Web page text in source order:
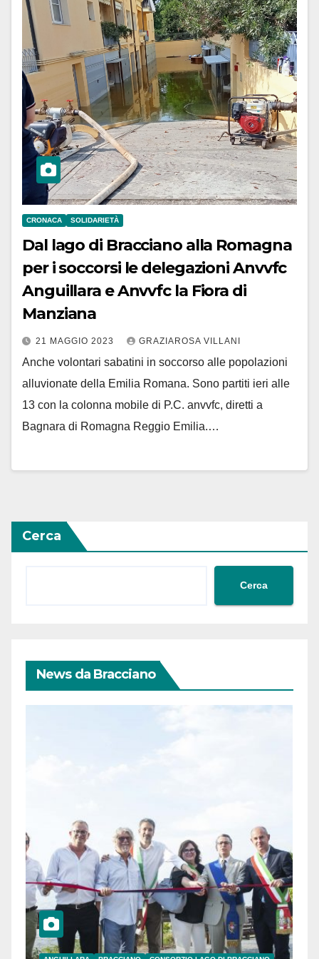
CRONACA SOLIDARIETÀ
Dal lago di Bracciano alla Romagna
per i soccorsi le delegazioni Anvvfc
Anguillara e Anvvfc la Fiora di
Manziana
21 MAGGIO 2023 GRAZIAROSA VILLANI
Anche volontari sabatini in soccorso alle popolazioni
alluvionate della Emilia Romana. Sono partiti ieri alle
13 con la colonna mobile di P.C. anvvfc, diretti a
Bagnara di Romagna Reggio Emilia.…
Cerca
Cerca
News da Bracciano